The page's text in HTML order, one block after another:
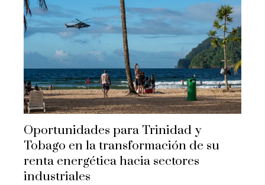
Oportunidades para Trinidad y
Tobago en la transformación de su
renta energética hacia sectores
industriales